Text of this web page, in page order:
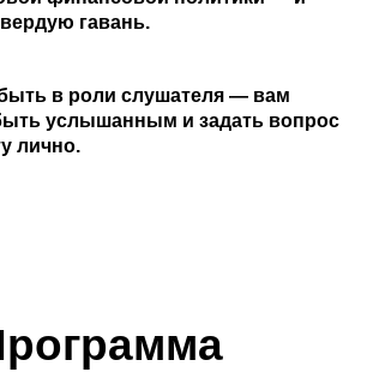
гавань.
в роли слушателя — вам
услышанным и задать вопрос
лично.